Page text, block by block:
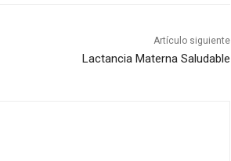
Artículo siguiente
Lactancia Materna Saludable